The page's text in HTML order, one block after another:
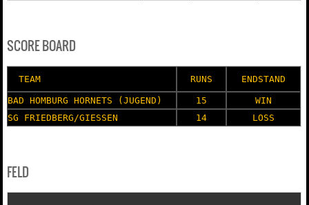
SCORE BOARD
TEAM RUNS ENDSTAND
BAD HOMBURG HORNETS (JUGEND) 15
WIN
SG FRIEDBERG/GIESSEN
14 LOSS
FELD